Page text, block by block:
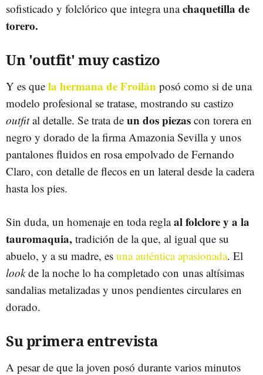
sofisticado y folclórico que integra unachaquetilla de
torero.
Un 'outfit' muy castizo
Y es que la hermana de Froilán posó como si de una
modelo profesional se tratase, mostrando su castizo
outfital detalle. Se trata de un dos piezas con torera en
negro y dorado de la firma Amazonia Sevilla y unos
pantalones fluidos en rosa empolvado de Fernando
Claro, con detalle de flecos en un lateral desde la cadera
hasta los pies.
Sin duda, un homenaje en toda reglaal folclore y a la
tauromaquia, tradición de la que, al igual que su
abuelo, y a su madre, es una auténtica apasionada. El
lookde la noche lo ha completado con unas altísimas
sandalias metalizadas y unos pendientes circulares en
dorado.
Su primera entrevista
A pesar de que la joven posó durante varios minutos